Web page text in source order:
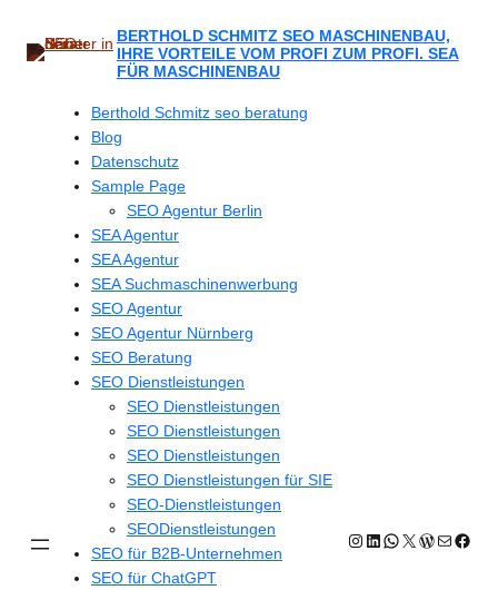
springen
BERTHOLD SCHMITZ SEO MASCHINENBAU,
IHRE VORTEILE VOM PROFI ZUM PROFI. SEA
FÜR MASCHINENBAU
Berthold Schmitz seo beratung
Blog
Datenschutz
Sample Page
SEO Agentur Berlin
SEA Agentur
SEA Agentur
SEA Suchmaschinenwerbung
SEO Agentur
SEO Agentur Nürnberg
SEO Beratung
SEO Dienstleistungen
SEO Dienstleistungen
SEO Dienstleistungen
SEO Dienstleistungen
SEO Dienstleistungen für SIE
SEO-Dienstleistungen
SEODienstleistungen
SEO für B2B-Unternehmen
SEO für ChatGPT
Instagram
LinkedIn
WhatsApp
X E-Mail